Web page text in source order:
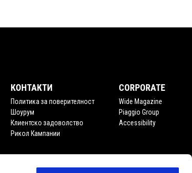
КОНТАКТИ
Политика за поверителност
Шоурум
Клиентско задоволство
Рикол Кампании
CORPORATE
Wide Magazine
Piaggio Group
Accessibility